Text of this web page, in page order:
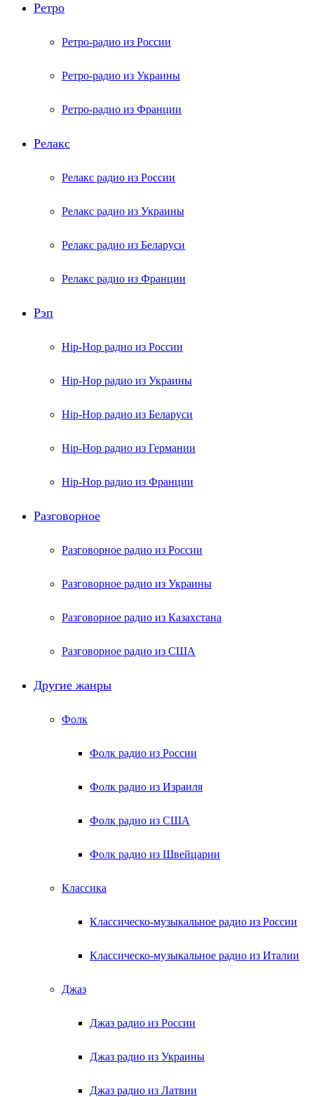
Ретро
Ретро-радио из России
Ретро-радио из Украины
Ретро-радио из Франции
Релакс
Релакс радио из России
Релакс радио из Украины
Релакс радио из Беларуси
Релакс радио из Франции
Рэп
Hip-Hop радио из России
Hip-Hop радио из Украины
Hip-Hop радио из Беларуси
Hip-Hop радио из Германии
Hip-Hop радио из Франции
Разговорное
Разговорное радио из России
Разговорное радио из Украины
Разговорное радио из Казахстана
Разговорное радио из США
Другие жанры
Фолк
Фолк радио из России
Фолк радио из Израиля
Фолк радио из США
Фолк радио из Швейцарии
Классика
Классическо-музыкальное радио из России
Классическо-музыкальное радио из Италии
Джаз
Джаз радио из России
Джаз радио из Украины
Джаз радио из Латвии